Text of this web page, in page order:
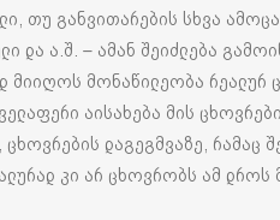
თუ განვითარების სხვა
და ა.შ. – ამან შეიძლება
მიიღოს მონაწილეობა რეალურ
აისახება მის
დაგეგმვაზე, რამაც
კი არ ცხოვრობს ამ დროს